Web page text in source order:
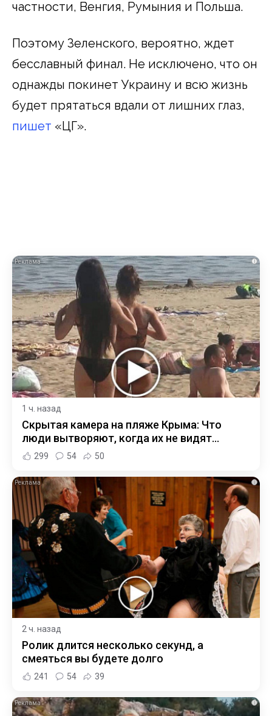
частности, Венгия, Румыния и Польша.
Поэтому Зеленского, вероятно, ждет
бесславный финал. Не исключено, что он
однажды покинет Украину и всю жизнь
будет прятаться вдали от лишних глаз,
пишет «ЦГ».
i
1 ч. назад
Скрытая камера на пляже Крыма: Что
люди вытворяют, когда их не видят...
299 54 50
i
2 ч. назад
Ролик длится несколько секунд, а
смеяться вы будете долго
241 54 39
i